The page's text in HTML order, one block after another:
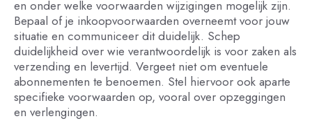
en onder welke voorwaarden wijzigingen mogelijk zijn.
Bepaal of je inkoopvoorwaarden overneemt voor jouw
situatie en communiceer dit duidelijk. Schep
duidelijkheid over wie verantwoordelijk is voor zaken als
verzending en levertijd. Vergeet niet om eventuele
abonnementen te benoemen. Stel hiervoor ook aparte
specifieke voorwaarden op, vooral over opzeggingen
en verlengingen.